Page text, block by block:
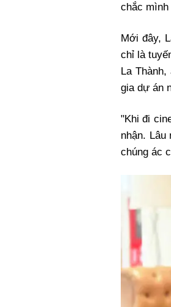
chắc
Mới đây,
chỉ là
La
gia dự án
"Khi đi
nhận.
chúng ác